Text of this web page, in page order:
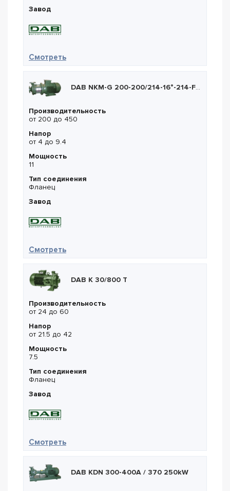
Завод
Смотреть— DAB NKM-G 250-330/320/75/4
DAB NKM-G 200-200/214-16°-214-F6/11/4
Производительность
от 200 до 450
Напор
от 4 до 9.4
Мощность
11
Тип соединения
Фланец
Завод
Смотреть— DAB NKM-G 200-200/214-16°-214-F6/11/4
DAB K 30/800 T
Производительность
от 24 до 60
Напор
от 21.5 до 42
Мощность
7.5
Тип соединения
Фланец
Завод
Смотреть— DAB K 30/800 T
DAB KDN 300-400A / 370 250kW